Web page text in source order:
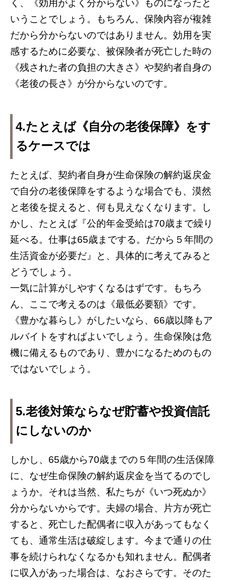
く、《効用がよく分からない》ものになったと
いうことでしょう。もちろん、保険内容が複雑
だから分からないのではありません。効用を実
感するために必要な、被保険者が死亡した時の
《残された者の負担の大きさ》や契約者自身の
《老後の長さ》が分からないのです。
4.たとえば《自分の老後保障》をす
るケースでは
たとえば、契約者自身が生命保険の解約返戻金
で自分の老後保障をするような場合でも、漠然
と老後を捉えると、何も見えなくなります。し
かし、たとえば『公的年金受給は70歳まで繰り
延べる。仕事は65歳までする。だから５年間の
生活資金が必要だ』と、具体的に考えてみると
どうでしょう。
一気に計算がしやすくなるはずです。もちろ
ん、ここで考えるのは《最低必要額》です。
《豊かな暮らし》がしたいなら、66歳以降もア
ルバイトをすればよいでしょう。生命保険は危
機に備えるものであり、豊かになるためのもの
ではないでしょう。
5.老後対策ならなぜ貯蓄や投資信託
にしないのか
しかし、65歳から70歳までの５年間の生活保障
に、なぜ生命保険の解約返戻金を当てるのでし
ょうか。それは当然、私たちが《いつ死ぬか》
分からないからです。夫婦の場合、片方が死亡
すると、死亡した配偶者に収入があってもなく
ても、通常生活は破綻します。今まで通りの仕
事を続けられなくなるかも知れません。配偶者
に収入があった場合は、なおさらです。そのた